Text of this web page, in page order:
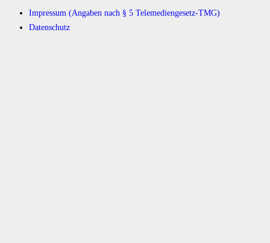
Impressum (Angaben nach § 5 Telemediengesetz-TMG)
Datenschutz